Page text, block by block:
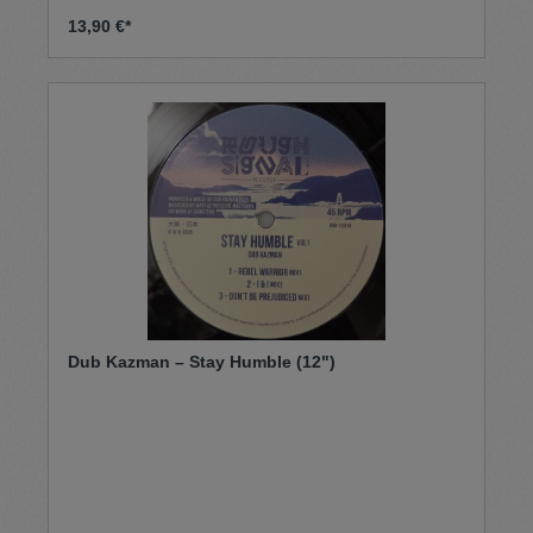
13,90 €*
Dub Kazman – Stay Humble (12")